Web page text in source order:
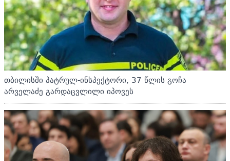
თბილისში პატრულ-ინსპექტორი, 37 წლის გოჩა
არველაძე გარდაცვლილი იპოვეს